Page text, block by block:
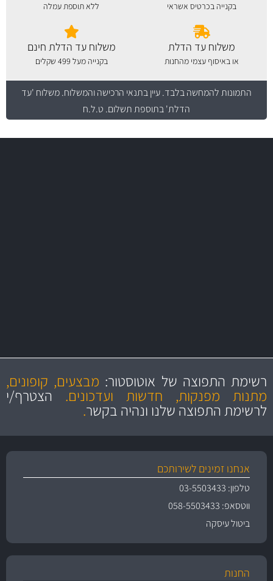
בקנייה בכרטיס אשראי ללא תוספת עמלה
משלוח עד הדלת
או באיסוף עצמי מהחנות
משלוח עד הדלת חינם
בקנייה מעל 499 שקלים
התמונות להמחשה בלבד.עיין בתנאי הרכישה והמשלוח. משלוח 'עד
הדלת' בתוספת תשלום. ט.ל.ח
מקצועיות
ושירות מצויין
מחירים
הוגנים
והיצע מוצרים איכותירשימת התפוצה של אוטוסטור: מבצעים, קופונים,
מתנות מפנקות, חדשות ועדכונים. הצטרף/י
לרשימת התפוצה שלנו ונהיה בקשר.
אנחנו זמינים לשירותכם
טלפון: 03-5503433
ווטסאפ: 058-5503433
ביטול עיסקה
החנות